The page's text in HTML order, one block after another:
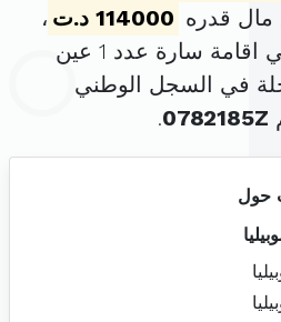
114000 د.ت
،
ويقع مقرها الرئيسي في اقامة سارة عدد 1 عين
في السجل الوطني
0782185Z
.
حول